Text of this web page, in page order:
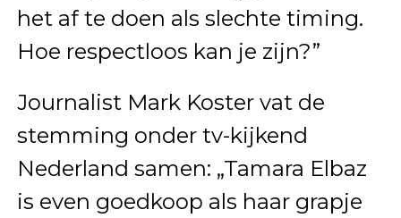
het af te doen als slechte timing.
Hoe respectloos kan je zijn?”
Journalist Mark Koster vat de
stemming onder tv-kijkend
Nederland samen: „Tamara Elbaz
is even goedkoop als haar grapje